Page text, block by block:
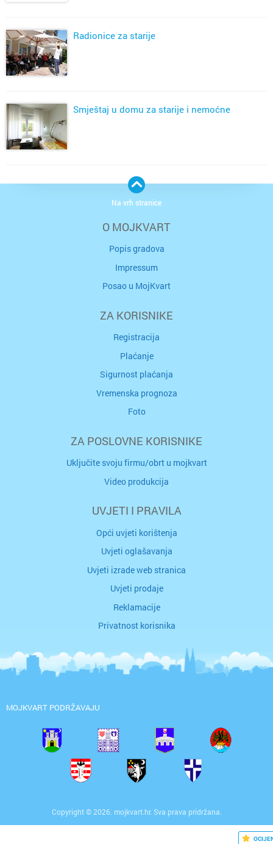
Radionice za starije
Smještaj u domu za starije i nemoćne
O MOJKVART
Popis gradova
Impressum
Posao u MojKvart
ZA KORISNIKE
Registracija
Plaćanje
Sigurnost plaćanja
Vremenska prognoza
Foto
ZA POSLOVNE KORISNIKE
Uključite svoju firmu/obrt u mojkvart
Video produkcija
UVJETI I PRAVILA
Opći uvjeti korištenja
Uvjeti oglašavanja
Uvjeti izrade web stranica
Uvjeti prodaje
Reklamacije
Privatnost korisnika
MOJKVART PODRŽAVAJU
Copyright © 2026. mojkvart.hr. Sva prava pridržana.
Na vrh stranice